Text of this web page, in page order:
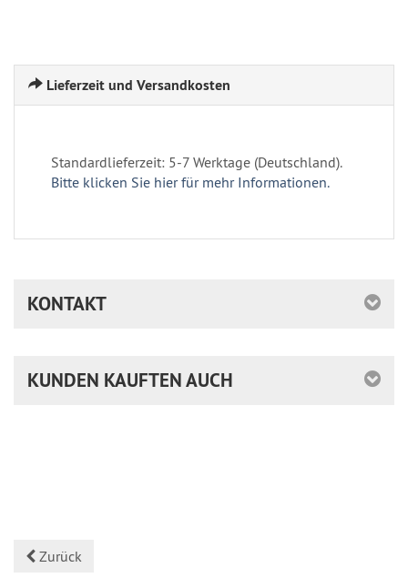
Lieferzeit und Versandkosten
Standardlieferzeit: 5-7 Werktage (Deutschland).
Bitte klicken Sie hier für mehr Informationen.
KONTAKT
KUNDEN KAUFTEN AUCH
Zurück